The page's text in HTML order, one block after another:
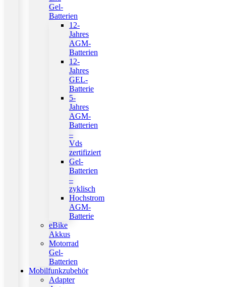
Gel-
Batterien
12-
Jahres
AGM-
Batterien
12-
Jahres
GEL-
Batterie
5-
Jahres
AGM-
Batterien
–
Vds
zertifiziert
Gel-
Batterien
–
zyklisch
Hochstrom
AGM-
Batterie
eBike
Akkus
Motorrad
Gel-
Batterien
Mobilfunkzubehör
Adapter